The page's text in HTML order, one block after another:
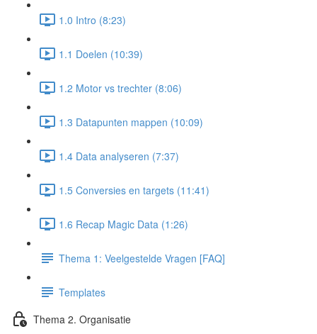
1.0 Intro (8:23)
1.1 Doelen (10:39)
1.2 Motor vs trechter (8:06)
1.3 Datapunten mappen (10:09)
1.4 Data analyseren (7:37)
1.5 Conversies en targets (11:41)
1.6 Recap Magic Data (1:26)
Thema 1: Veelgestelde Vragen [FAQ]
Templates
Thema 2. Organisatie